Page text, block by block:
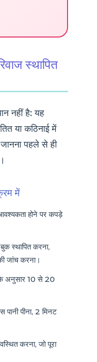
स्थापित
नहीं है: यह
या कठिनाई में
पहले से ही
में
होने पर कपड़े
स्थापित करना,
जांच करना।
अनुसार 10 से 20
पानी पीना, 2 मिनट
करना, जो पूरा